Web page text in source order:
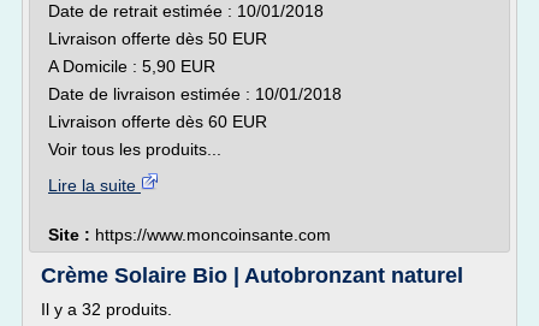
Date de retrait estimée : 10/01/2018
Livraison offerte dès 50 EUR
A Domicile : 5,90 EUR
Date de livraison estimée : 10/01/2018
Livraison offerte dès 60 EUR
Voir tous les produits...
Lire la suite
Site : https://www.moncoinsante.com
Crème Solaire Bio | Autobronzant naturel
Il y a 32 produits.